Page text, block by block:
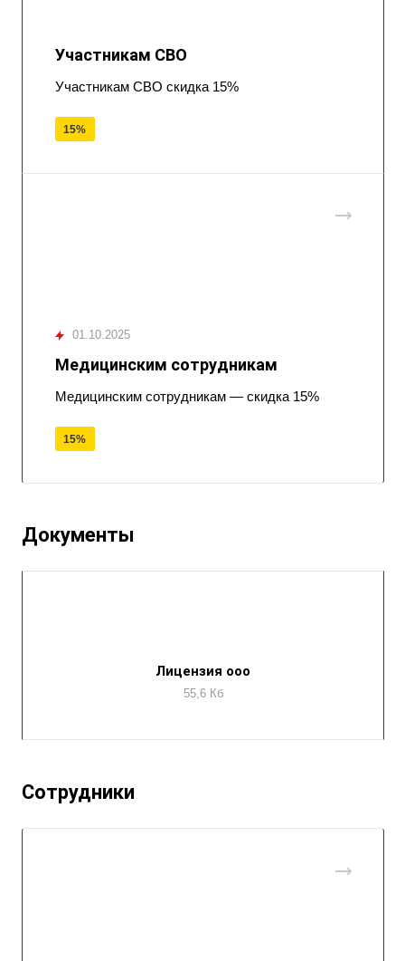
Участникам СВО
Участникам СВО скидка 15%
15%
01.10.2025
Медицинским сотрудникам
Медицинским сотрудникам — скидка 15%
15%
Документы
Лицензия ооо
55,6 Кб
Сотрудники